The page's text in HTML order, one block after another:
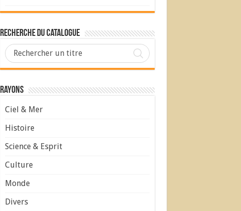
Recherche du Catalogue
Rayons
Ciel & Mer
Histoire
Science & Esprit
Culture
Monde
Divers